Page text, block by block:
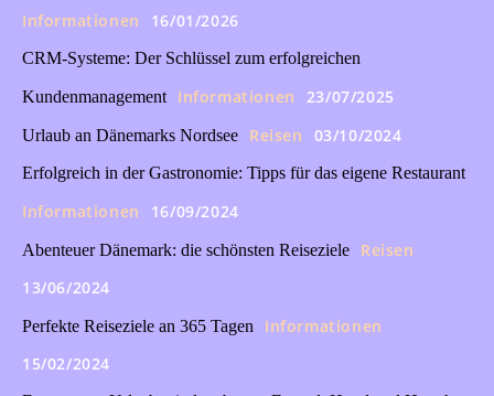
Informationen 16/01/2026
CRM-Systeme: Der Schlüssel zum erfolgreichen
Kundenmanagement Informationen 23/07/2025
Urlaub an Dänemarks Nordsee Reisen 03/10/2024
Erfolgreich in der Gastronomie: Tipps für das eigene Restaurant
Informationen 16/09/2024
Abenteuer Dänemark: die schönsten Reiseziele
Reisen
13/06/2024
Perfekte Reiseziele an 365 Tagen
Informationen
15/02/2024